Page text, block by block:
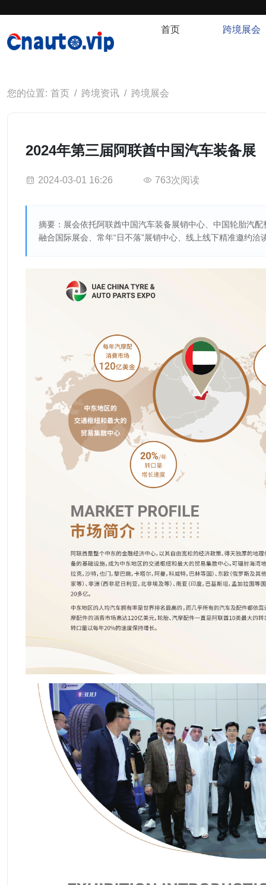
首页 跨境展会
首页 跨境资讯 跨境展会
2024年第三届阿联酋中国汽⻋装备展
2024-03-01 16:26 763次阅读
摘要：展会依托阿联酋中国汽⻋装备展销中⼼、中国轮胎汽配
融合国际展会、常年“⽇不落”展销中⼼、线上线下精准邀约洽